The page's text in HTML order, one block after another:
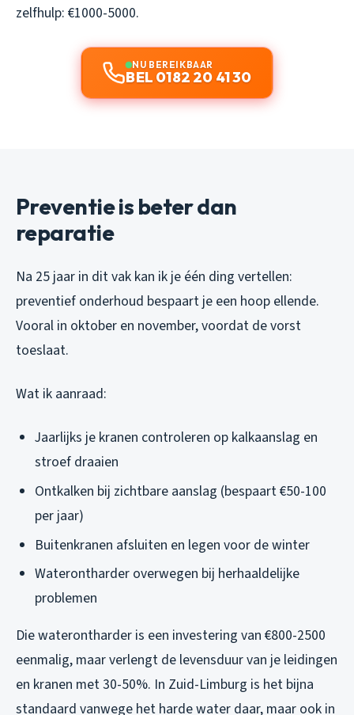
zelfhulp: €1000-5000.
NU BEREIKBAAR
BEL 0182 20 41 30
Preventie is beter dan
reparatie
Na 25 jaar in dit vak kan ik je één ding vertellen:
preventief onderhoud bespaart je een hoop ellende.
Vooral in oktober en november, voordat de vorst
toeslaat.
Wat ik aanraad:
Jaarlijks je kranen controleren op kalkaanslag en
stroef draaien
Ontkalken bij zichtbare aanslag (bespaart €50-100
per jaar)
Buitenkranen afsluiten en legen voor de winter
Waterontharder overwegen bij herhaaldelijke
problemen
Die waterontharder is een investering van €800-2500
eenmalig, maar verlengt de levensduur van je leidingen
en kranen met 30-50%. In Zuid-Limburg is het bijna
standaard vanwege het harde water daar, maar ook in